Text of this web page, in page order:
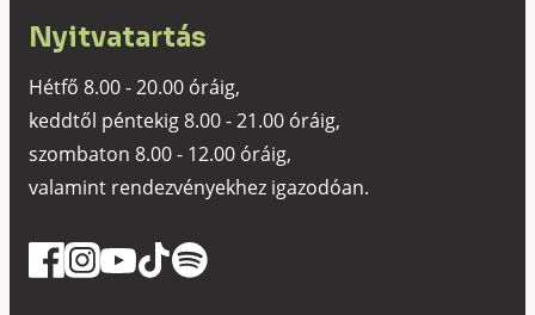
Nyitvatartás
Hétfő 8.00 - 20.00 óráig,
keddtől péntekig 8.00 - 21.00 óráig,
szombaton 8.00 - 12.00 óráig,
valamint rendezvényekhez igazodóan.